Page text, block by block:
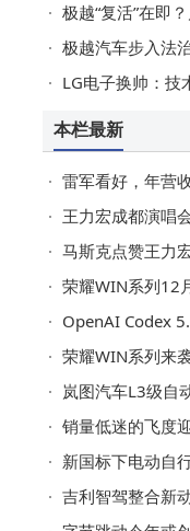
极越“复活”在即？启动预
极越汽车步入法治化重整
LG电子换帅：技术派柳
本栏最新
雷军看好，年营收超5
王力宏成都演唱会首秀机
马斯克点赞王力宏演唱
荣耀WIN系列12月26日发
OpenAI Codex 5.2：打
荣耀WIN系列来袭！
岚图汽车L3级自动驾驶实测
销量低迷的飞度迎来改款，
新国标下电动自行车行业“
吉利智驾整合新动态：